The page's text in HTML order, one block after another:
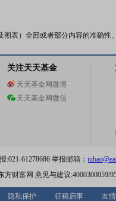
表）全部或者部分内容的准确性